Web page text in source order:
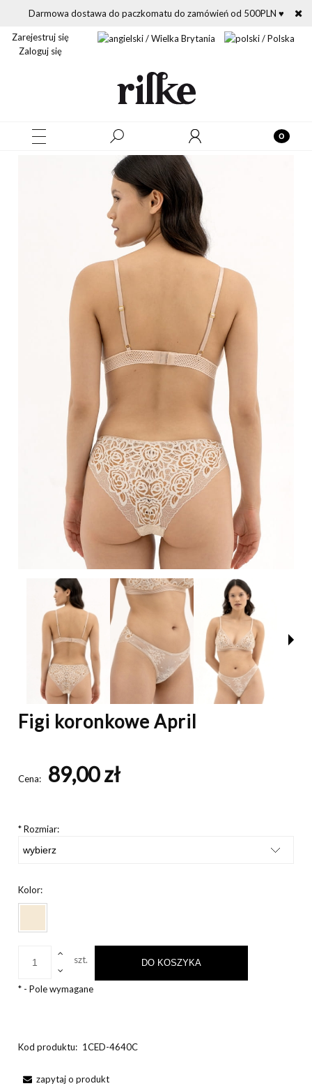
Darmowa dostawa do paczkomatu do zamówień od 500PLN ♥
Zarejestruj się
Zaloguj się
Figi koronkowe April
Cena: 89,00 zł
*Rozmiar:
Kolor:
szt. DO KOSZYKA
* - Pole wymagane
Kod produktu: 1CED-4640C
zapytaj o produkt